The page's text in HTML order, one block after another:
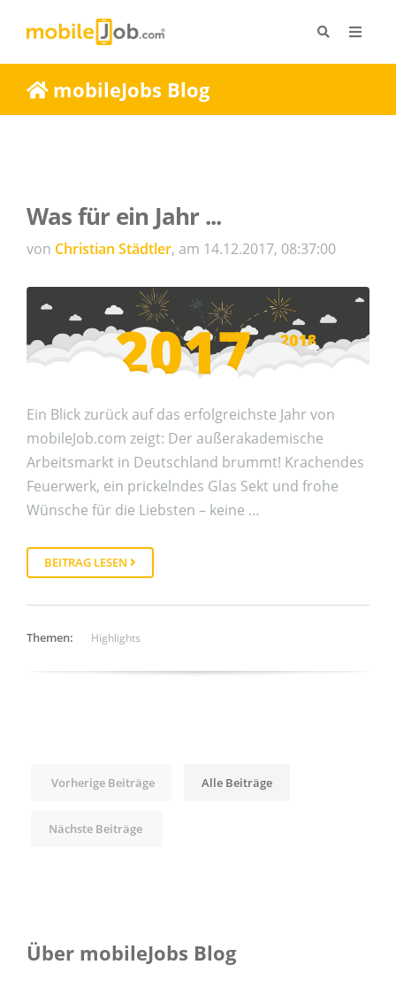
mobileJobs Blog
Was für ein Jahr ...
von Christian Städtler, am 14.12.2017, 08:37:00
Ein Blick zurück auf das erfolgreichste Jahr von
mobileJob.com zeigt: Der außerakademische
Arbeitsmarkt in Deutschland brummt! Krachendes
Feuerwerk, ein prickelndes Glas Sekt und frohe
Wünsche für die Liebsten – keine …
BEITRAG LESEN
Themen: Highlights
Vorherige Beiträge Alle Beiträge
Nächste Beiträge
Über mobileJobs Blog